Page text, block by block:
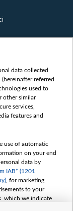
data collected
referred
used to
other similar
services,
features and
use of automatic
on your end
data by
IAB* (1201
, for marketing
to your
which we indicate